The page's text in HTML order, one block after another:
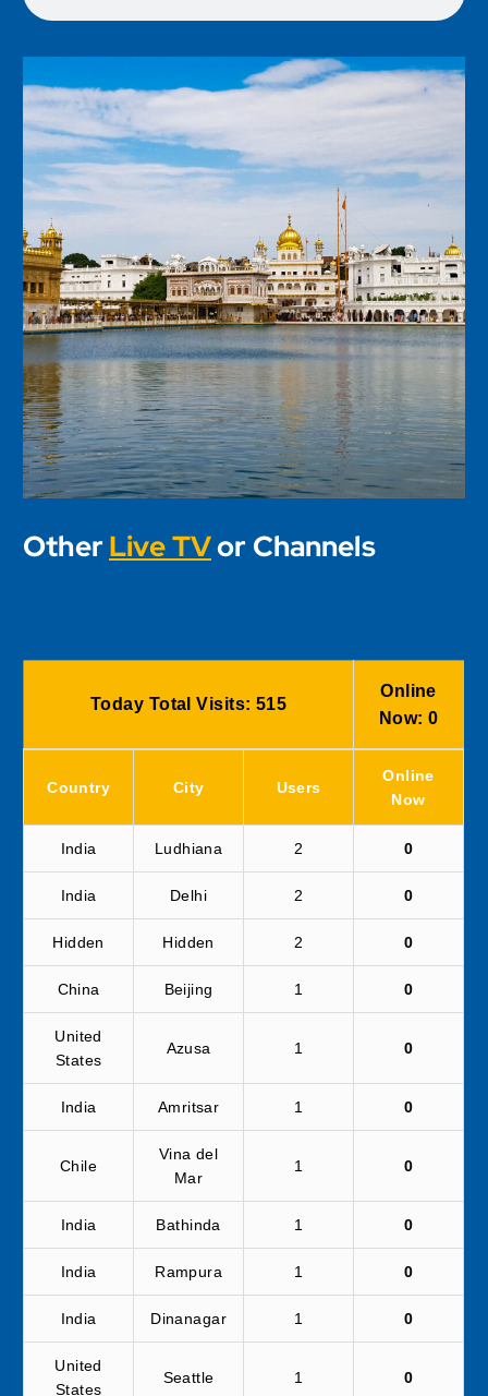
Other Live TVor Channels
Today Total Visits: 515
Online
Now: 0
Country City Users
Online
Now
India Ludhiana 2 0
India Delhi 2 0
Hidden Hidden 2 0
China Beijing 1 0
United
States
Azusa 1 0
India Amritsar 1 0
Chile
Vina del
Mar
1 0
India Bathinda 1 0
India Rampura 1 0
India Dinanagar 1 0
United
States
Seattle 1 0